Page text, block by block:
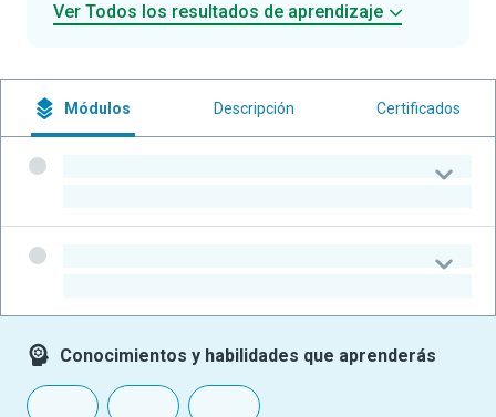
Ver Todos los resultados de aprendizaje
Módulos Descripción Certificados
Conocimientos y habilidades que aprenderás